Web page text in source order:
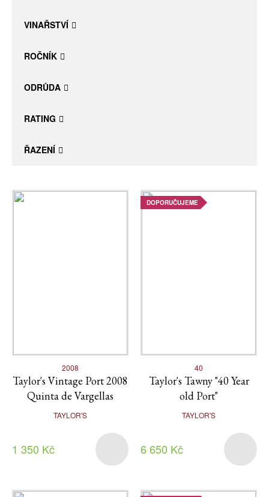
VINAŘSTVÍ
ROČNÍK
ODRŮDA
RATING
ŘAZENÍ
2008
Taylor's Vintage Port 2008
Quinta de Vargellas
TAYLOR'S
1 350 Kč
DOPORUČUJEME
40
Taylor's Tawny "40 Year
old Port"
TAYLOR'S
6 650 Kč